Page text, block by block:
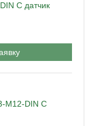
C датчик
М12-DIN C